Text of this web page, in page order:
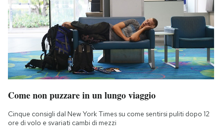
Come non puzzare in un lungo viaggio
Cinque consigli dal New York Times su come sentirsi puliti dopo 12
ore di volo e svariati cambi di mezzi